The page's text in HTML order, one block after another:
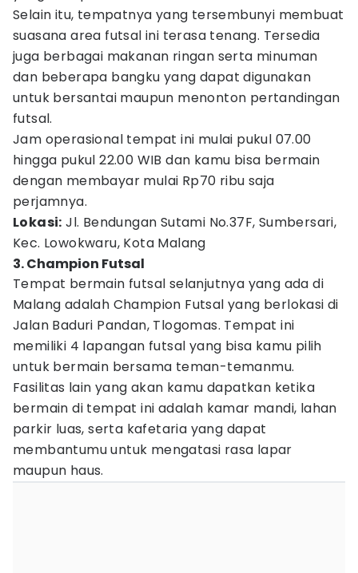
Selain itu, tempatnya yang tersembunyi membuat
suasana area futsal ini terasa tenang. Tersedia
juga berbagai makanan ringan serta minuman
dan beberapa bangku yang dapat digunakan
untuk bersantai maupun menonton pertandingan
futsal.
Jam operasional tempat ini mulai pukul 07.00
hingga pukul 22.00 WIB dan kamu bisa bermain
dengan membayar mulai Rp70 ribu saja
perjamnya.
Lokasi: Jl. Bendungan Sutami No.37F, Sumbersari,
Kec. Lowokwaru, Kota Malang
3. Champion Futsal
Tempat bermain futsal selanjutnya yang ada di
Malang adalah Champion Futsal yang berlokasi di
Jalan Baduri Pandan, Tlogomas. Tempat ini
memiliki 4 lapangan futsal yang bisa kamu pilih
untuk bermain bersama teman-temanmu.
Fasilitas lain yang akan kamu dapatkan ketika
bermain di tempat ini adalah kamar mandi, lahan
parkir luas, serta kafetaria yang dapat
membantumu untuk mengatasi rasa lapar
maupun haus.